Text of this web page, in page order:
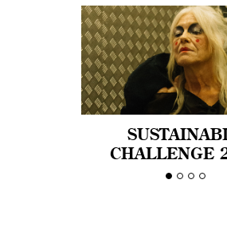
CHALLENGE
CELEBRA